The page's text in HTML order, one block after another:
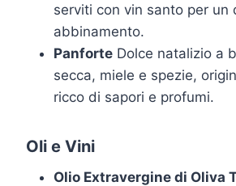
serviti con vin santo per un
abbinamento.
Panforte Dolce natalizio a
secca, miele e spezie,
ricco di sapori e profumi.
Oli e Vini
Olio Extravergine di Oliva